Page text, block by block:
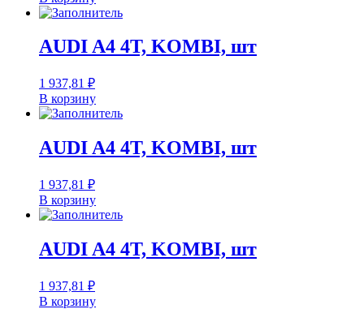
AUDI A4 4T, KOMBI, шт
1 937,81 ₽
В корзину
AUDI A4 4T, KOMBI, шт
1 937,81 ₽
В корзину
AUDI A4 4T, KOMBI, шт
1 937,81 ₽
В корзину